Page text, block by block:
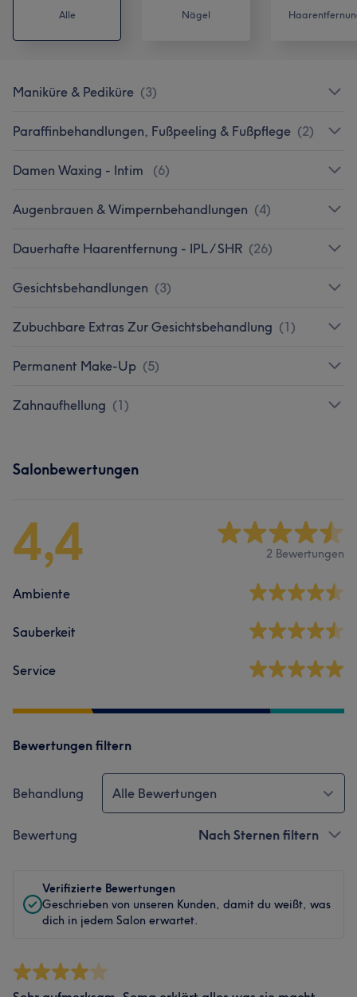
Alle Nägel
Maniküre & Pediküre (3)
Paraffinbehandlungen, Fußpeeling & Fußpflege (2)
Damen Waxing - Intim (6)
Augenbrauen & Wimpernbehandlungen (4)
Dauerhafte Haarentfernung - IPL / SHR (26)
Gesichtsbehandlungen (3)
Zubuchbare Extras Zur Gesichtsbehandlung (1)
Permanent Make-Up (5)
Zahnaufhellung (1)
Salonbewertungen
4,4 2 Bewertungen
Ambiente
Sauberkeit
Service
Bewertungen filtern
Behandlung Alle Bewertungen
Bewertung Nach Sternen filtern
Verifizierte Bewertungen
Geschrieben von unseren Kunden, damit du weißt, was
dich in jedem Salon erwartet.